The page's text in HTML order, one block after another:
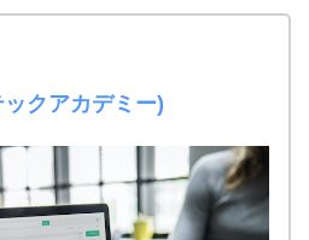
クアカデミー)